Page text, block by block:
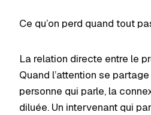
Ce qu’on perd quand tout
La relation directe entre le
Quand l’attention se
personne qui parle, la
diluée. Un intervenant qui